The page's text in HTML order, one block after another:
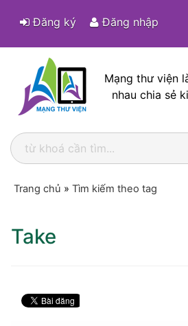
Đăng ký Đăng nhập
Mạng thư viện
nhau chia sẻ
Trang chủ » Tìm kiếm theo tag
Take